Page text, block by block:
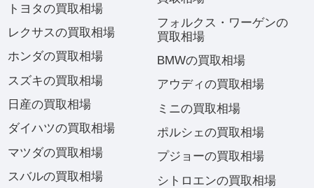
トヨタの買取相場
レクサスの買取相場
ホンダの買取相場
スズキの買取相場
日産の買取相場
ダイハツの買取相場
マツダの買取相場
スバルの買取相場
フォルクス・ワーゲンの
買取相場
BMWの買取相場
アウディの買取相場
ミニの買取相場
ポルシェの買取相場
プジョーの買取相場
シトロエンの買取相場